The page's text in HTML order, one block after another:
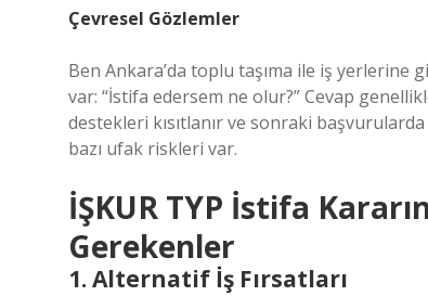
Çevresel Gözlemler
Ben Ankara’da toplu taşıma ile iş yerlerine
var: “İstifa edersem ne olur?” Cevap
destekleri kısıtlanır ve sonraki
bazı ufak riskleri var.
İŞKUR TYP İstifa
Gerekenler
1. Alternatif İş Fırsatları